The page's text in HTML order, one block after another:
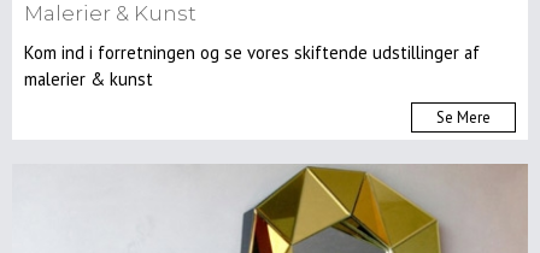
Malerier & Kunst
Kom ind i forretningen og se vores skiftende udstillinger af
malerier & kunst
Se Mere
Om
Os
Kontakt